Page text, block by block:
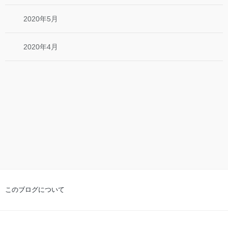
2020年5月
2020年4月
このブログについて